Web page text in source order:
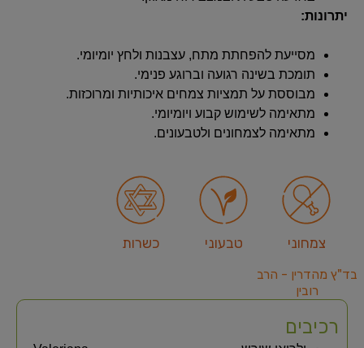
יתרונות:
מסייעת להפחתת מתח, עצבנות ולחץ יומיומי.
תומכת בשינה רגועה וברוגע פנימי.
מבוססת על תמציות צמחים איכותיות ומרוכזות.
מתאימה לשימוש קבוע ויומיומי.
מתאימה לצמחונים ולטבעונים.
צמחוני טבעוני כשרות
בד"ץ מהדרין - הרב
רובין
רכיבים